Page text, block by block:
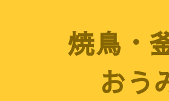
焼鳥・
おう